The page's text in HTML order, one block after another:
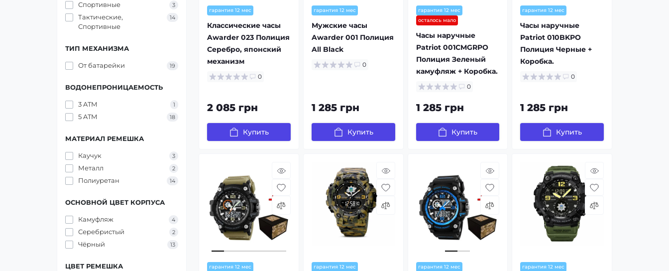
Спортивные 3
Тактические,
Спортивные
14
ТИП МЕХАНИЗМА
От батарейки 19
ВОДОНЕПРОНИЦАЕМОСТЬ
3 ATM 1
5 ATM 18
МАТЕРИАЛ РЕМЕШКА
Каучук 3
Металл 2
Полиуретан 14
ОСНОВНОЙ ЦВЕТ КОРПУСА
Камуфляж 4
Серебристый 2
Чёрный 13
ЦВЕТ РЕМЕШКА
гарантия 12 мес
Классические часы
Awarder 023 Полиция
Серебро, японский
механизм
0
2 085 грн
Купить
гарантия 12 мес
Мужские часы
Awarder 001 Полиция
All Black
0
1 285 грн
Купить
гарантия 12 мес
осталось мало
Часы наручные
Patriot 001CMGRPO
Полиция Зеленый
камуфляж + Коробка.
0
1 285 грн
Купить
гарантия 12 мес
Часы наручные
Patriot 010BKPO
Полиция Черные +
Коробка.
0
1 285 грн
Купить
гарантия 12 мес
гарантия 12 мес гарантия 12 мес гарантия 12 мес